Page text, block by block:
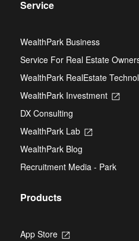
Service
WealthPark Business
Service For Real Estate
WealthPark RealEstate
WealthPark Investment
Opens
DX Consulting
WealthPark Lab
Opens
new
tab
WealthPark Blog
Recruitment Media - Park
Products
App Store
Opens